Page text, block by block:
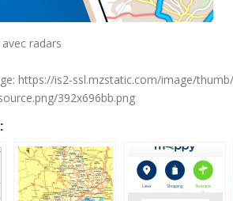
radars
https://is2-ssl.mzstatic.com/image/
392x696bb.png